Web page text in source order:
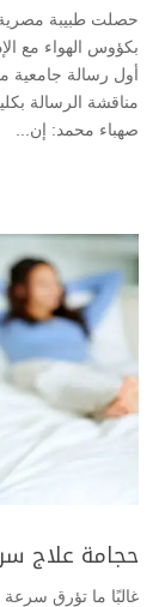
حصلت طبيبة مصرية
بكؤوس الهواء مع
أول رسالة جامعية
مناقشة الرسالة
صهباء محمد: إن...
حجامة علاج
غالبًا ما تؤرق